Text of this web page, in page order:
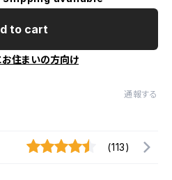
to cart
住まいの方向け
通報する
(113)